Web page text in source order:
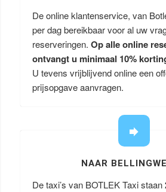
De online klantenservice, van
per dag bereikbaar voor al uw
reserveringen. Op alle online
ontvangt u minimaal 10%
U tevens vrijblijvend online een
prijsopgave aanvragen.
NAAR
De taxi’s van BOTLEK Taxi staan